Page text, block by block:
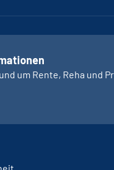
um Rente, Reha und